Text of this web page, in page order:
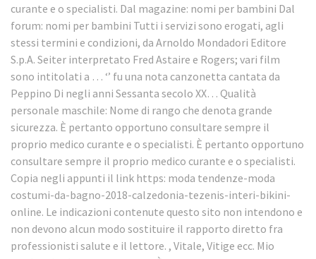
curante e o specialisti. Dal magazine: nomi per bambini Dal
forum: nomi per bambini Tutti i servizi sono erogati, agli
stessi termini e condizioni, da Arnoldo Mondadori Editore
S.p.A. Seiter interpretato Fred Astaire e Rogers; vari film
sono intitolati a … ‘’ fu una nota canzonetta cantata da
Peppino Di negli anni Sessanta secolo XX… Qualità
personale maschile: Nome di rango che denota grande
sicurezza. È pertanto opportuno consultare sempre il
proprio medico curante e o specialisti. È pertanto opportuno
consultare sempre il proprio medico curante e o specialisti.
Copia negli appunti il link https: moda tendenze-moda
costumi-da-bagno-2018-calzedonia-tezenis-interi-bikini-
online. Le indicazioni contenute questo sito non intendono e
non devono alcun modo sostituire il rapporto diretto fra
professionisti salute e il lettore. , Vitale, Vitige ecc. Mio